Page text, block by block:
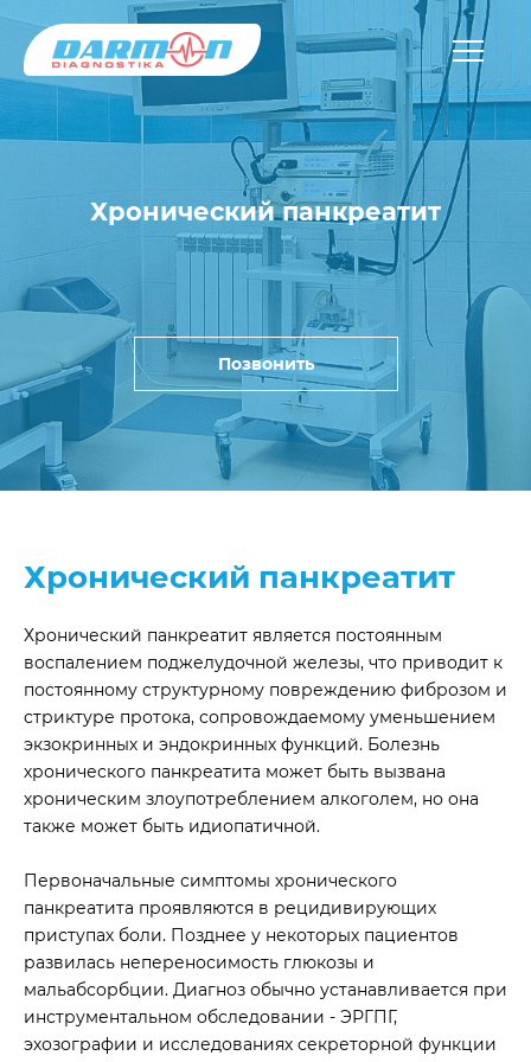
Хронический панкреатит
Позвонить
Хронический панкреатит
Хронический панкреатит является постоянным
воспалением поджелудочной железы, что приводит к
постоянному структурному повреждению фиброзом и
стриктуре протока, сопровождаемому уменьшением
экзокринных и эндокринных функций. Болезнь
хронического панкреатита может быть вызвана
хроническим злоупотреблением алкоголем, но она
также может быть идиопатичной.
Первоначальные симптомы хронического
панкреатита проявляются в рецидивирующих
приступах боли. Позднее у некоторых пациентов
развилась непереносимость глюкозы и
мальабсорбции. Диагноз обычно устанавливается при
инструментальном обследовании - ЭРГПГ,
эхозографии и исследованиях секреторной функции